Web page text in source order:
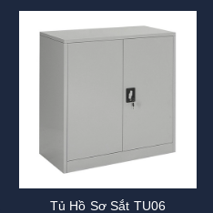
Tủ Hồ Sơ Sắt TU06